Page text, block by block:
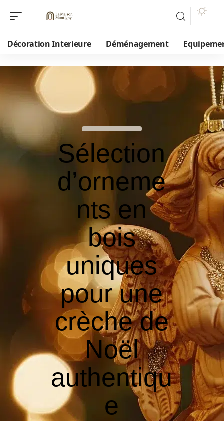
Décoration Interieure Déménagement
Sélection
d’orneme
nts en
bois
uniques
pour une
crèche de
Noël
authentiqu
e